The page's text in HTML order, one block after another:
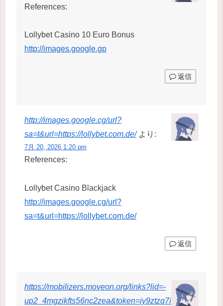
References:
Lollybet Casino 10 Euro Bonus
http://images.google.gp
返信
http://images.google.cg/url?
sa=t&url=https://lollybet.com.de/ より:
7月 20, 2026 1:20 pm
References:
Lollybet Casino Blackjack
http://images.google.cg/url?
sa=t&url=https://lollybet.com.de/
返信
https://mobilizers.moveon.org/links?lid=-
up2_4mgzikfts56nc2zea&token=iy9ztzq7i